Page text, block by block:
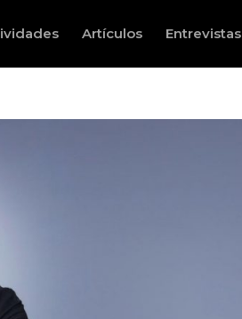
Artículos Entrevistas